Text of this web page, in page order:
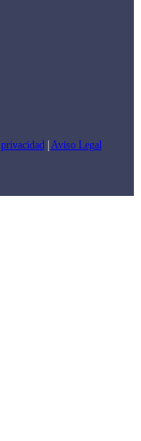
| Aviso Legal